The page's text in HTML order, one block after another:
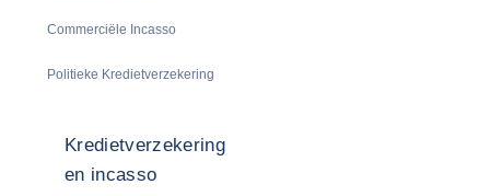
Commerciële Incasso
Politieke Kredietverzekering
Kredietverzekering
en incasso